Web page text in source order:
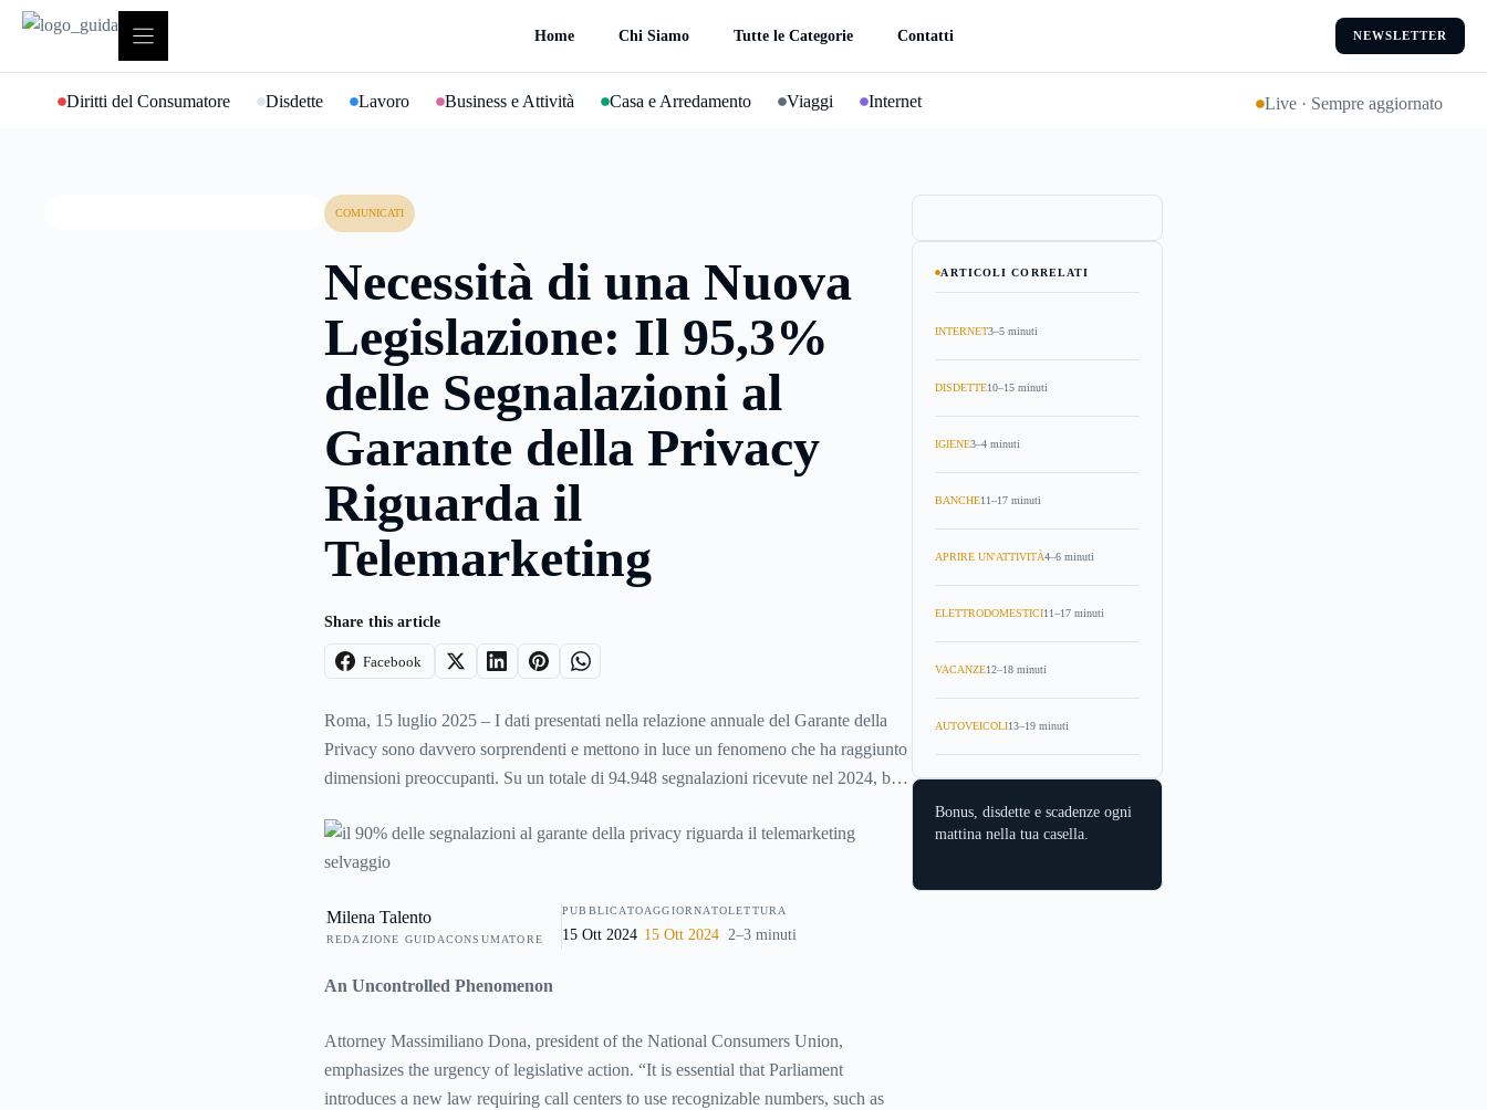
contenuto
Home Chi Siamo Tutte le Categorie Contatti NEWSLETTER
Diritti del Consumatore Disdette Lavoro Business e Attività Casa e Arredamento Viaggi Internet Live · Sempre aggiornato
COMUNICATI
Necessità di una Nuova
Legislazione: Il 95,3%
delle Segnalazioni al
Garante della Privacy
Riguarda il
Telemarketing
Share this article
Facebook
Roma, 15 luglio 2025 – I dati presentati nella relazione annuale del Garante della
Privacy sono davvero sorprendenti e mettono in luce un fenomeno che ha raggiunto
dimensioni preoccupanti. Su un totale di 94.948 segnalazioni ricevute nel 2024, ben
95,3% del totale. Queste cifre non solo evidenziano un problema crescente, ma
segnalano anche che le telefonate moleste sono diventate una realtà insostenibile per
Milena Talento
REDAZIONE GUIDACONSUMATORE
PUBBLICATO
15 Ott 2024
AGGIORNATO
15 Ott 2024
LETTURA
2–3 minuti
An Uncontrolled Phenomenon
Attorney Massimiliano Dona, president of the National Consumers Union,
emphasizes the urgency of legislative action. “It is essential that Parliament
introduces a new law requiring call centers to use recognizable numbers, such as
ARTICOLI CORRELATI
INTERNET3–5 minuti
DISDETTE10–15 minuti
IGIENE3–4 minuti
BANCHE11–17 minuti
APRIRE UN'ATTIVITÀ4–6 minuti
ELETTRODOMESTICI11–17 minuti
VACANZE12–18 minuti
AUTOVEICOLI13–19 minuti
Bonus, disdette e scadenze ogni
mattina nella tua casella.